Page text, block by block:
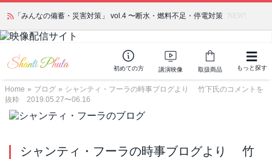
「みんなの備蓄・災害対策」 vol.4 〜断水・燃料不足・停電対策 NEW!
初めての方 講演映像 取扱商品 もっと探す
Home » ブログ » シャンティ・フーラの時事ブログより 竹下氏のコメントを
抜粋 2019.05.27〜06.16
シャンティ・フーラの時事ブログより 竹